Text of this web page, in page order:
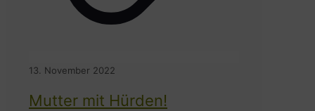
13. November 2022
Mutter mit Hürden!